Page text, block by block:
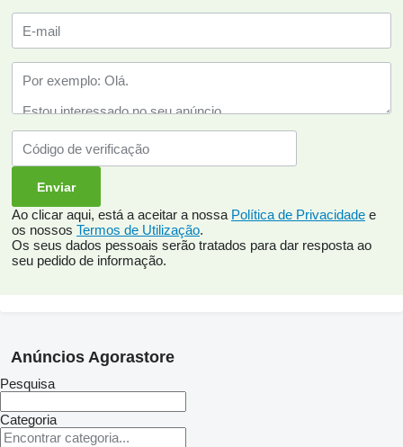
Ao clicar aqui, está a aceitar a nossa Política de Privacidade e
os nossos Termos de Utilização.
Os seus dados pessoais serão tratados para dar resposta ao
seu pedido de informação.
Anúncios Agorastore
Pesquisa
Categoria